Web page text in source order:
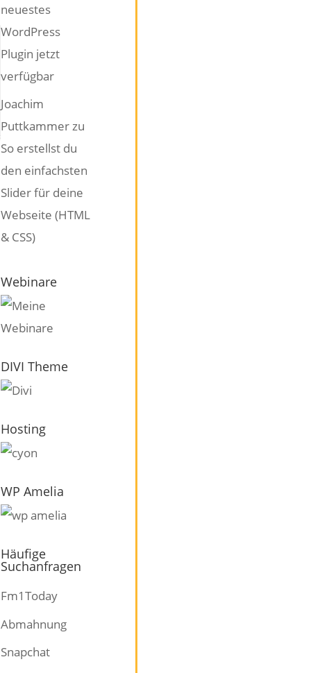
neuestes
WordPress
Plugin jetzt
verfügbar
Joachim
Puttkammerzu
So erstellst du
den einfachsten
Slider für deine
Webseite (HTML
& CSS)
Webinare
DIVI Theme
Hosting
WP Amelia
Häufige
Suchanfragen
Fm1Today
Abmahnung
Snapchat